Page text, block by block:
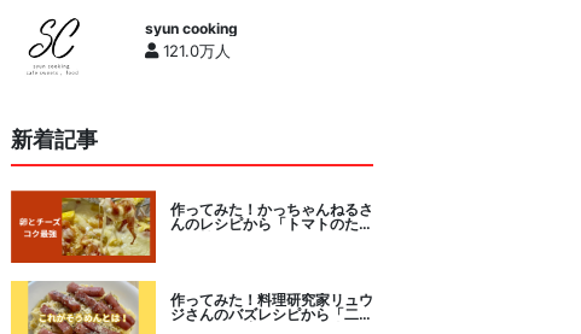
syun cooking
121.0万人
新着記事
作ってみた！かっちゃんねるさ
んのレシピから「トマトのたま
作ってみた！料理研究家リュウ
ジさんのバズレシピから「二度